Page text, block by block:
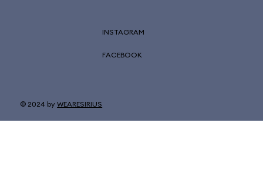
INSTAGRAM
FACEBOOK
© 2024 byWEARESIRIUS